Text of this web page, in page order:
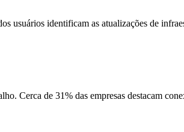
usuários identificam as atualizações de
Cerca de 31% das empresas destacam